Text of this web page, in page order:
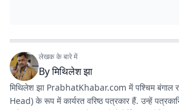
लेखक के बारे में
Byमिथिलेश झा
मिथिलेश झा PrabhatKhabar.com में पश्चिम बंगाल
Head) के रूप में कार्यरत वरिष्ठ पत्रकार हैं. उन्हें